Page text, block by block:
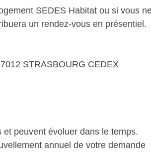
SEDES Habitat ou si vous
un rendez-vous en présentiel.
STRASBOURG CEDEX
peuvent évoluer dans le temps.
annuel de votre demande